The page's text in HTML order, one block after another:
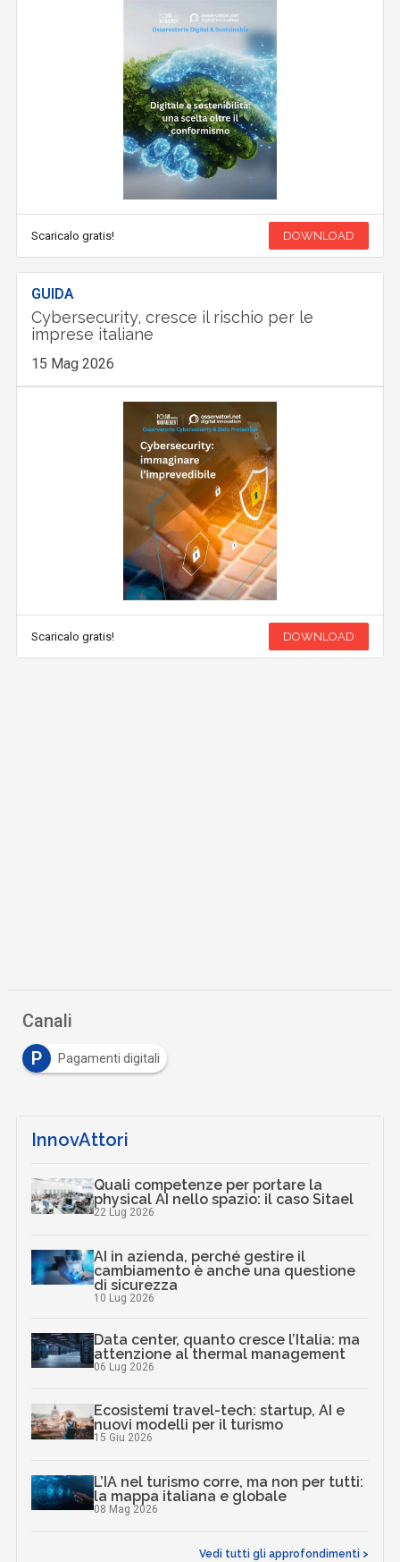
Scaricalo gratis! DOWNLOAD
GUIDA
Cybersecurity, cresce il rischio per le
imprese italiane
15 Mag 2026
Scaricalo gratis! DOWNLOAD
Canali
P
Pagamenti digitali
InnovAttori
Quali competenze per portare la
physical AI nello spazio: il caso Sitael
22 Lug 2026
AI in azienda, perché gestire il
cambiamento è anche una questione
di sicurezza
10 Lug 2026
Data center, quanto cresce l’Italia: ma
attenzione al thermal management
06 Lug 2026
Ecosistemi travel-tech: startup, AI e
nuovi modelli per il turismo
15 Giu 2026
L’IA nel turismo corre, ma non per tutti:
la mappa italiana e globale
08 Mag 2026
Vedi tutti gli approfondimenti >